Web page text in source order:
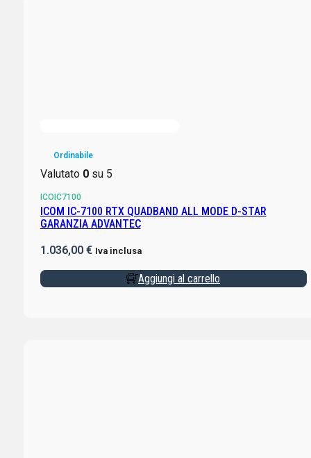
Ordinabile
Valutato 0su 5
ICOIC7100
ICOM IC-7100 RTX QUADBAND ALL MODE D-STAR
GARANZIA ADVANTEC
1.036,00 € Iva inclusa
Aggiungi al carrello